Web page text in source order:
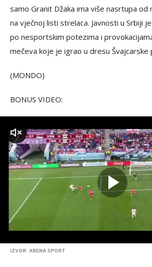
samo Granit Džaka ima više nasrtupa
na vječnoj listi strelaca. Javnosti u Srbiji
po nesportskim potezima i
mečeva koje je igrao u dresu Švajcarske
(MONDO)
BONUS VIDEO:
IZVOR: ARENA SPORT